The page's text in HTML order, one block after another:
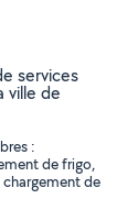
services
ville de
:
de frigo,
de